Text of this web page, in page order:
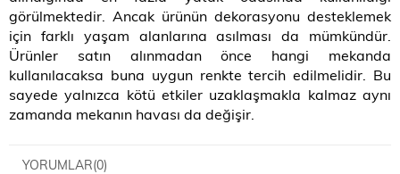
görülmektedir. Ancak ürünün dekorasyonu desteklemek
için farklı yaşam alanlarına asılması da mümkündür.
Ürünler satın alınmadan önce hangi mekanda
kullanılacaksa buna uygun renkte tercih edilmelidir. Bu
sayede yalnızca kötü etkiler uzaklaşmakla kalmaz aynı
zamanda mekanın havası da değişir.
YORUMLAR(0)